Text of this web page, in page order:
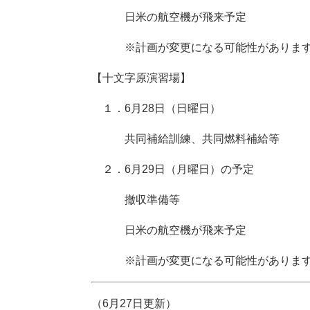
日米の航空機が飛来予定
※計画が変更になる可能性があります
【十文字原演習場】
１．6月28日（日曜日）
共同補給訓練、共同燃料補給等
２．6月29日（月曜日）の予定
撤収準備等
日米の航空機が飛来予定
※計画が変更になる可能性があります
（6月27日更新）